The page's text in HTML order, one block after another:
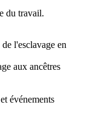
du travail.
l'esclavage en
aux ancêtres
événements